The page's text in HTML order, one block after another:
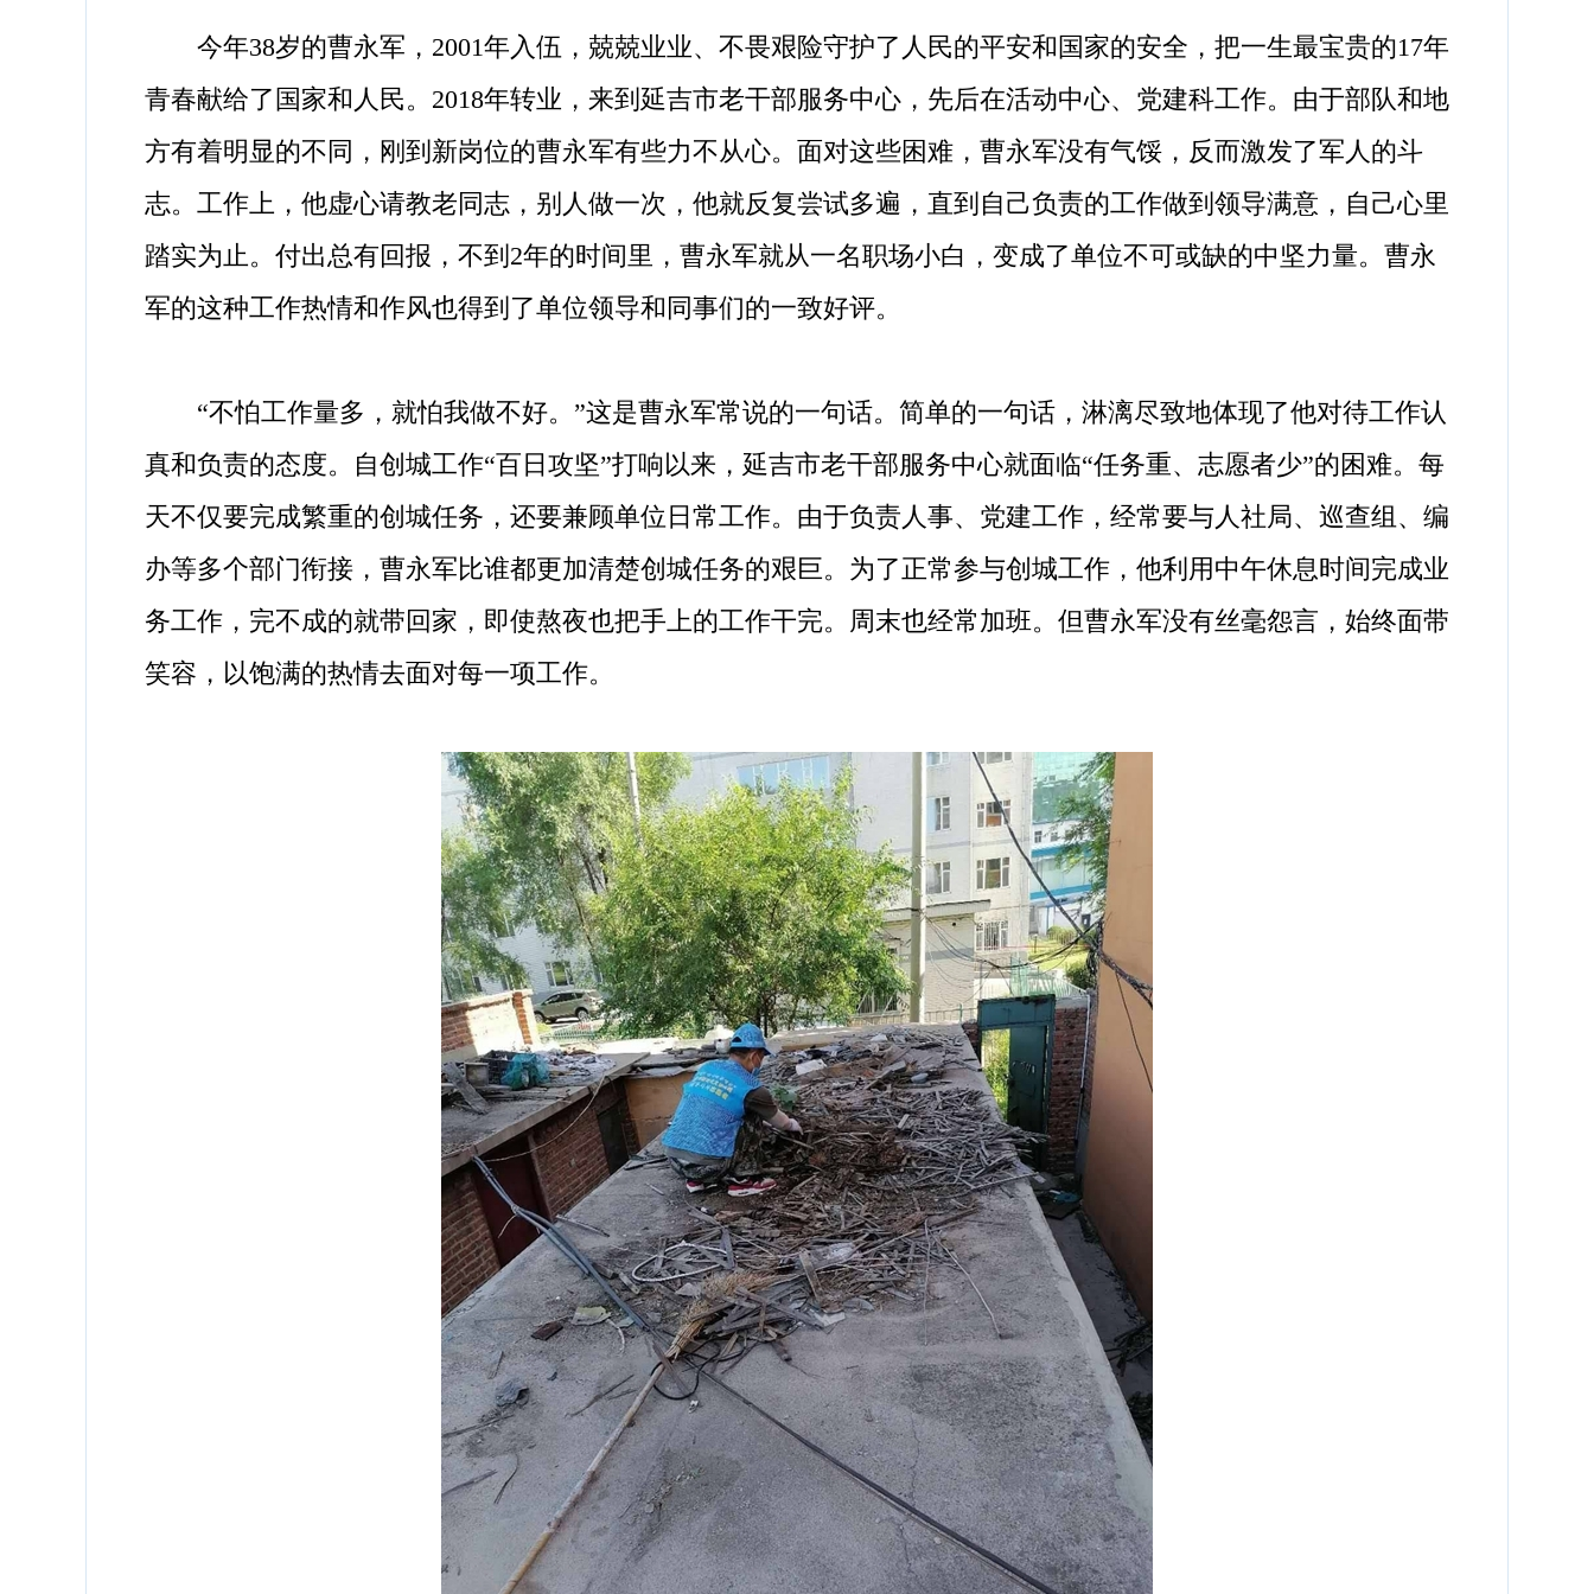
今年38岁的曹永军，2001年入伍，兢兢业业、不畏艰险守护了人民的平安和国家的安全，把一生最宝贵的17年
青春献给了国家和人民。2018年转业，来到延吉市老干部服务中心，先后在活动中心、党建科工作。由于部队和地
方有着明显的不同，刚到新岗位的曹永军有些力不从心。面对这些困难，曹永军没有气馁，反而激发了军人的斗
志。工作上，他虚心请教老同志，别人做一次，他就反复尝试多遍，直到自己负责的工作做到领导满意，自己心里
踏实为止。付出总有回报，不到2年的时间里，曹永军就从一名职场小白，变成了单位不可或缺的中坚力量。曹永
军的这种工作热情和作风也得到了单位领导和同事们的一致好评。
“不怕工作量多，就怕我做不好。”这是曹永军常说的一句话。简单的一句话，淋漓尽致地体现了他对待工作认
真和负责的态度。自创城工作“百日攻坚”打响以来，延吉市老干部服务中心就面临“任务重、志愿者少”的困难。每
天不仅要完成繁重的创城任务，还要兼顾单位日常工作。由于负责人事、党建工作，经常要与人社局、巡查组、编
办等多个部门衔接，曹永军比谁都更加清楚创城任务的艰巨。为了正常参与创城工作，他利用中午休息时间完成业
务工作，完不成的就带回家，即使熬夜也把手上的工作干完。周末也经常加班。但曹永军没有丝毫怨言，始终面带
笑容，以饱满的热情去面对每一项工作。